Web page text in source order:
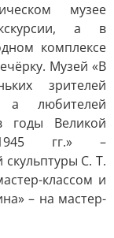
музее
а в
комплексе
Музей «В
зрителей
а любителей
годы Великой
гг.» –
скульптуры С. Т.
классом и
– на мастер-